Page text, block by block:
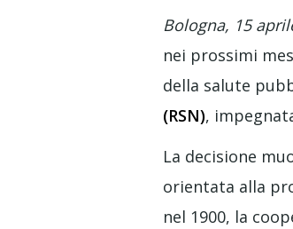
Bologna, 15
nei prossimi
della salute
(RSN),
La decisione
orientata alla
nel 1900, la